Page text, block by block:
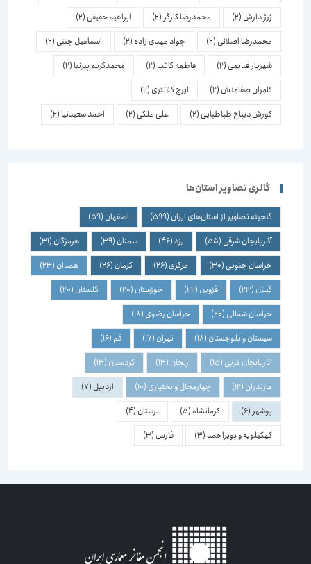
ژرژ دارش(2) محمدرضا کارگر(2) ابراهیم حقیقی(2)
محمدرضا اصلانی(2) جواد مهدی زاده(2) اسماعیل جنتی(2)
شهریار قدیمی(2) فاطمه کاتب(2) محمدکریم پیرنیا(2)
کامران صفامنش(2) ایرج کلانتری(2)
کورش دیباج طباطبایی(2) علی ملکی(2) احمد سعیدنیا(2)
گالری تصاویر استان‌ها
گنجینه تصاویر از استان‌های ایران(599) اصفهان(59)
آذربایجان شرقی(55)
(46) سمنان(39) هرمزگان(31)
خراسان جنوبی(30) مرکزی(26) کرمان(26) همدان(23)
گیلان(23) قزوین(22) خوزستان(20) گلستان(20)
خراسان شمالی(20) خراسان رضوی(18)
سیستان و بلوچستان(18) تهران(17)
(16)
آذربایجان غربی(15) زنجان(13) کردستان(13)
مازندران(12) چهارمحال و بختیاری(10) اردبیل(7)
بوشهر(6) کرمانشاه(5) لرستان(4)
کهکیلویه و بویراحمد(3) فارس(3)